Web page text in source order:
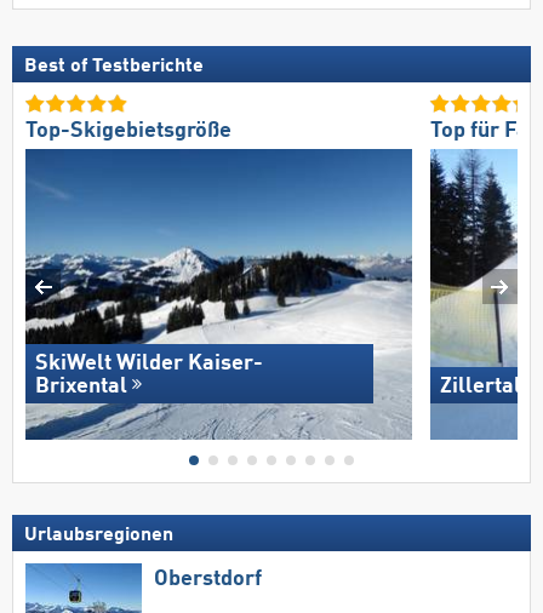
Best of Testberichte
Top-Skigebietsgröße
SkiWelt Wilder Kaiser-
Brixental
Top für
Zillertal
Urlaubsregionen
Oberstdorf